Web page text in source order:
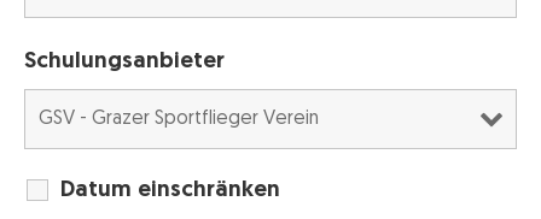
Schulungsanbieter
Datum einschränken